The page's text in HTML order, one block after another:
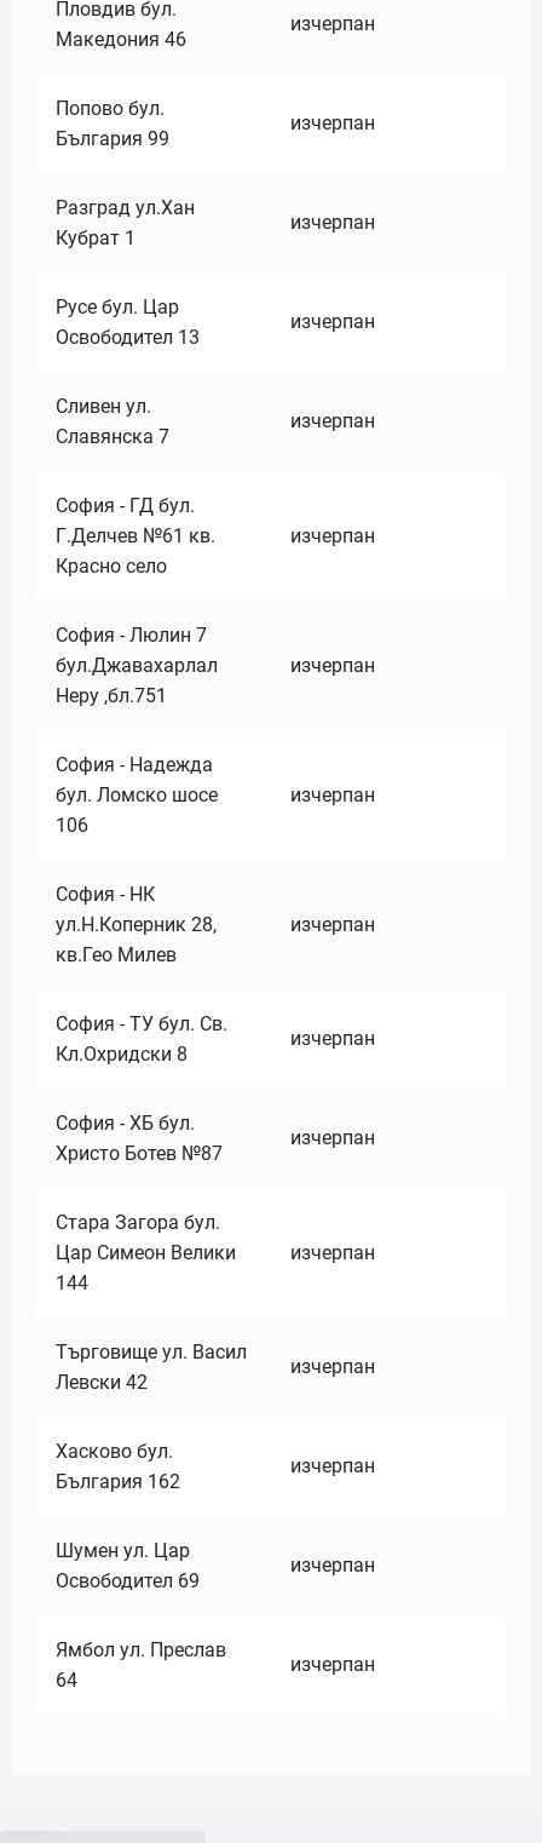
Пловдив бул.
Македония 46
изчерпан
Попово бул.
България 99
изчерпан
Разград ул.Хан
Кубрат 1
изчерпан
Русе бул. Цар
Освободител 13
изчерпан
Сливен ул.
Славянска 7
изчерпан
София - ГД бул.
Г.Делчев №61 кв.
Красно село
изчерпан
София - Люлин 7
бул.Джавахарлал
Неру ,бл.751
изчерпан
София - Надежда
бул. Ломско шосе
106
изчерпан
София - НК
ул.Н.Коперник 28,
кв.Гео Милев
изчерпан
София - ТУ бул. Св.
Кл.Охридски 8
изчерпан
София - ХБ бул.
Христо Ботев №87
изчерпан
Стара Загора бул.
Цар Симеон Велики
144
изчерпан
Търговище ул. Васил
Левски 42
изчерпан
Хасково бул.
България 162
изчерпан
Шумен ул. Цар
Освободител 69
изчерпан
Ямбол ул. Преслав
64
изчерпан